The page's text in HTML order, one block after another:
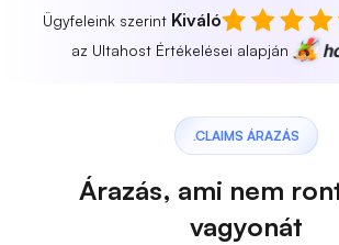
Ügyfeleink szerint Kiváló
az Ultahost Értékelései alapján
.CLAIMS ÁRAZÁS
Árazás, ami nem
vagyonát